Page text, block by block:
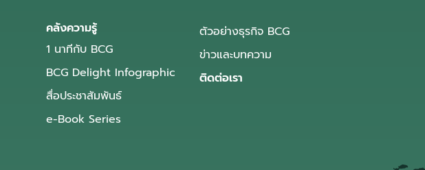
คลังความรู้
1 นาทีกับ BCG
BCG Delight Infographic
สื่อประชาสัมพันธ์
e-Book Series
ตัวอย่างธุรกิจ BCG
ข่าวและบทความ
ติดต่อเรา